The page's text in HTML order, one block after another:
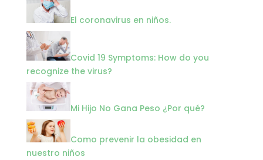
El coronavirus en niños.
Covid 19 Symptoms: How do you
recognize the virus?
Mi Hijo No Gana Peso ¿Por qué?
Como prevenir la obesidad en
nuestro niños